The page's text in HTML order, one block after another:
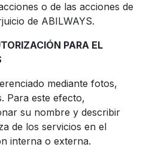
o de las acciones de
de ABILWAYS.
PARA EL
mediante fotos,
Para este efecto,
su nombre y describir
de los servicios en el
interna o externa.